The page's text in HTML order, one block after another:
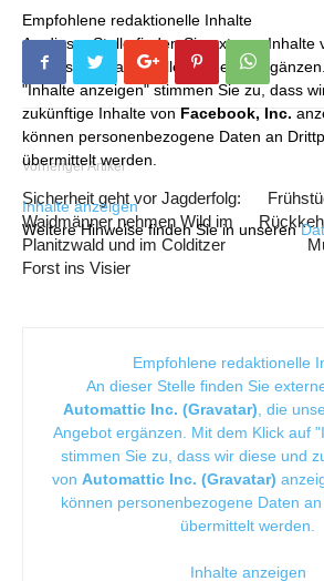
Empfohlene redaktionelle Inhalte
An dieser Stelle finden Sie externe Inhalte
die unser redaktionelles Angebot
"Inhalte anzeigen" stimmen Sie zu, dass
zukünftige Inhalte von Facebook, Inc.
können personenbezogene Daten an
übermittelt werden.
Inhalte anzeigen
Weitere Hinweise finden Sie in unseren
Vorheriger Artikel
Sicherheit geht vor Jagderfolg:
Waidmänner nehmen Wild im
Planitzwald und im Colditzer
Forst ins Visier
Empfohlene redaktionelle
An dieser Stelle finden Sie
Automattic Inc. (Gravatar) , die
Angebot ergänzen. Mit dem Klick auf
stimmen Sie zu, dass wir diese und
von Automattic Inc. (Gravatar)
können personenbezogene Daten
übermittelt werden.
Inhalte anzeigen